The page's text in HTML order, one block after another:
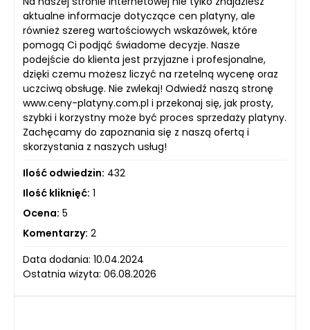
aktualne informacje dotyczące cen platyny, ale
również szereg wartościowych wskazówek, które
pomogą Ci podjąć świadome decyzje. Nasze
podejście do klienta jest przyjazne i profesjonalne,
dzięki czemu możesz liczyć na rzetelną wycenę oraz
uczciwą obsługę. Nie zwlekaj! Odwiedź naszą stronę
www.ceny-platyny.com.pl i przekonaj się, jak prosty,
szybki i korzystny może być proces sprzedaży platyny.
Zachęcamy do zapoznania się z naszą ofertą i
skorzystania z naszych usług!
Ilość odwiedzin: 432
Ilość kliknięć: 1
Ocena: 5
Komentarzy: 2
Data dodania: 10.04.2024
Ostatnia wizyta: 06.08.2026